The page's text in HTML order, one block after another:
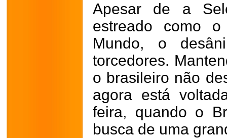
Apesar de a
estreado como
Mundo, o
torcedores.
o brasileiro não
agora está
feira, quando o
busca de uma